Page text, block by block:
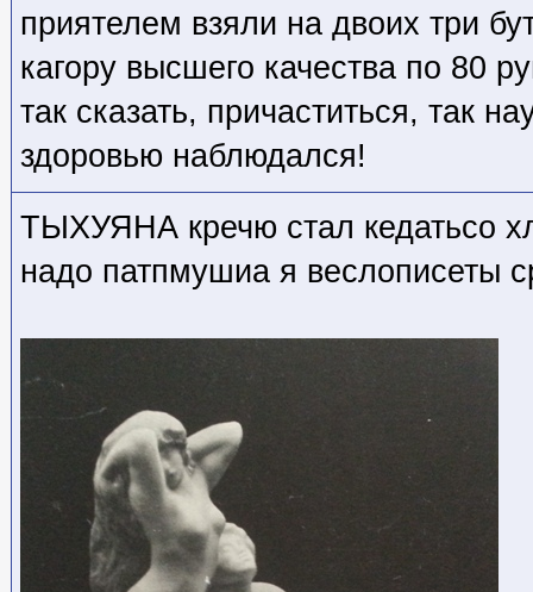
приятелем взяли на двоих три
кагору высшего качества по 80
так сказать, причаститься, так
здоровью наблюдался!
ТЫХУЯНА кречю стал кедатьсо
надо патпмушиа я веслописеты